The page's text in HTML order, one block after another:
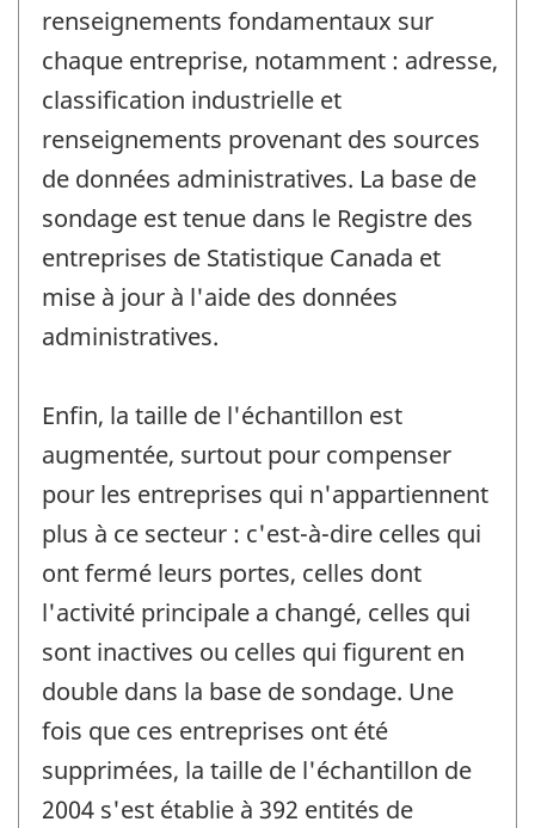
renseignements fondamentaux sur
chaque entreprise, notamment : adresse,
classification industrielle et
renseignements provenant des sources
de données administratives. La base de
sondage est tenue dans le Registre des
entreprises de Statistique Canada et
mise à jour à l'aide des données
administratives.
Enfin, la taille de l'échantillon est
augmentée, surtout pour compenser
pour les entreprises qui n'appartiennent
plus à ce secteur : c'est-à-dire celles qui
ont fermé leurs portes, celles dont
l'activité principale a changé, celles qui
sont inactives ou celles qui figurent en
double dans la base de sondage. Une
fois que ces entreprises ont été
supprimées, la taille de l'échantillon de
2004 s'est établie à 392 entités de